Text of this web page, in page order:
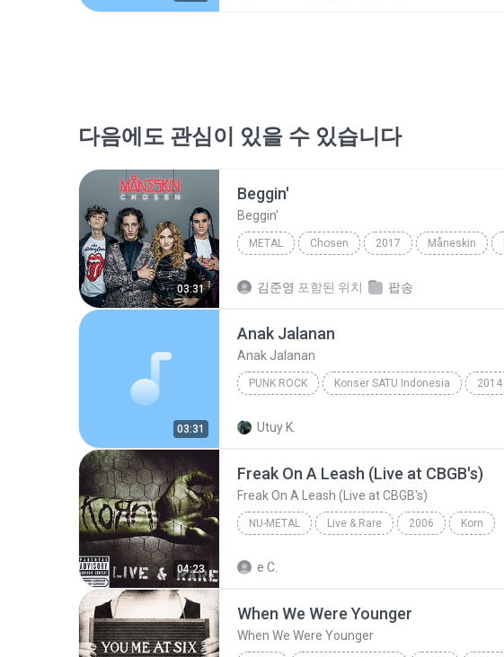
다음에도 관심이 있을 수 있습니다
03:31
Beggin'
Beggin'
METAL Chosen 2017 Måneskin
김준영 포함된 위치 팝송
03:31
Anak Jalanan
Anak Jalanan
PUNK ROCK Konser SATU Indonesia 2014
Utuy K.
04:23
Freak On A Leash (Live at CBGB's)
Freak On A Leash (Live at CBGB's)
NU-METAL Live & Rare 2006 Korn
e C.
When We Were Younger
When We Were Younger